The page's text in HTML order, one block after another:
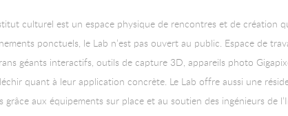
culturel est un espace physique de rencontres et de création
ponctuels, le Lab n’est pas ouvert au public. Espace de
géants interactifs, outils de capture 3D, appareils photo
quant à leur application concrète. Le Lab offre aussi une
aux équipements sur place et au soutien des ingénieurs de